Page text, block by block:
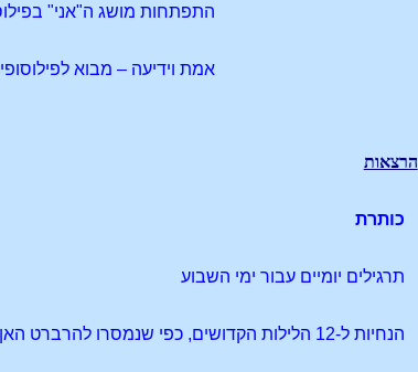
התפתחות מושג ה"אני"
אמת וידיעה – מבוא
הרצאות
כותרת
תרגילים יומיים עבור ימי השבוע
הנחיות ל-12 הלילות הקדושים, כפי שנמסרו להרברט האן